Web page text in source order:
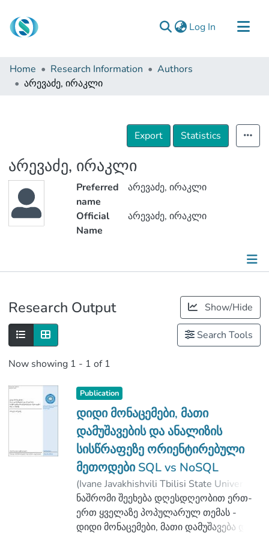
Log In (current)
Communities & Collections
Browse
Home Research Information
Authors
არევაძე, ირაკლი
Export Statistics
არევაძე, ირაკლი
Preferred
name
არევაძე, ირაკლი
Official
Name
არევაძე, ირაკლი
Research Output Show/Hide
Search Tools
Now showing 1 - 1 of 1
Publication
დიდი მონაცემები, მათი
დამუშავების და ანალიზის
სისწრაფეზე ორიენტირებული
მეთოდები SQL vs NoSQL
(Ivane Javakhishvili Tbilisi State University
2019)არევაძე, ირაკლი
;
არჩვაძე, მაია
;
Faculty of Exact and Natural Sciences
ნაშრომი შეეხება დღესდღეობით ერთ-
ერთ ყველაზე პოპულარულ თემას -
დიდი მონაცემები, მათი დამუშავება და